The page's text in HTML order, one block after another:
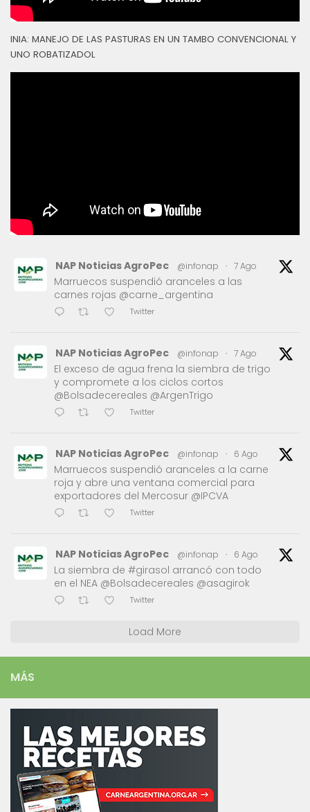
INIA: MANEJO DE LAS PASTURAS EN UN TAMBO CONVENCIONAL Y
UNO ROBATIZADOL
NAP Noticias AgroPec @infonap · 7 Ago
Marruecos suspendió aranceles a las
carnes rojas @carne_argentina
Twitter
NAP Noticias AgroPec @infonap · 7 Ago
El exceso de agua frena la siembra de trigo
y compromete a los ciclos cortos
@Bolsadecereales @ArgenTrigo
Twitter
NAP Noticias AgroPec @infonap · 6 Ago
Marruecos suspendió aranceles a la carne
roja y abre una ventana comercial para
exportadores del Mercosur @IPCVA
Twitter
NAP Noticias AgroPec @infonap · 6 Ago
La siembra de #girasol arrancó con todo
en el NEA @Bolsadecereales @asagirok
Twitter
Load More
MÁS